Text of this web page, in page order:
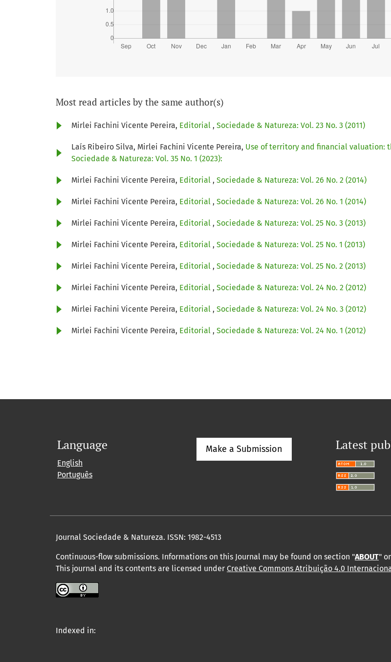
Most read articles by the same author(s)
Mirlei Fachini Vicente Pereira, Editorial , Sociedade & Natureza: Vol. 23 No. 3 (2011)
Laís Ribeiro Silva, Mirlei Fachini Vicente Pereira, Use of territory and financial valuation:
Sociedade & Natureza: Vol. 35 No. 1 (2023):
Mirlei Fachini Vicente Pereira, Editorial , Sociedade & Natureza: Vol. 26 No. 2 (2014)
Mirlei Fachini Vicente Pereira, Editorial , Sociedade & Natureza: Vol. 26 No. 1 (2014)
Mirlei Fachini Vicente Pereira, Editorial , Sociedade & Natureza: Vol. 25 No. 3 (2013)
Mirlei Fachini Vicente Pereira, Editorial , Sociedade & Natureza: Vol. 25 No. 1 (2013)
Mirlei Fachini Vicente Pereira, Editorial , Sociedade & Natureza: Vol. 25 No. 2 (2013)
Mirlei Fachini Vicente Pereira, Editorial , Sociedade & Natureza: Vol. 24 No. 2 (2012)
Mirlei Fachini Vicente Pereira, Editorial , Sociedade & Natureza: Vol. 24 No. 3 (2012)
Mirlei Fachini Vicente Pereira, Editorial , Sociedade & Natureza: Vol. 24 No. 1 (2012)
Language
English
Português
Make a Submission Latest
Journal Sociedade & Natureza. ISSN: 1982-4513
Continuous-flow submissions. Informations on this Journal may be found on section "ABOUT"
This journal and its contents are licensed under Creative Commons Atribuição 4.0
Indexed in: